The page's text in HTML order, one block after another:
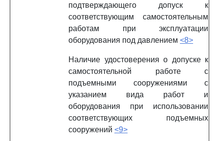
подтверждающего допуск к
соответствующим самостоятельным
работам при эксплуатации
оборудования под давлением <8>
Наличие удостоверения о допуске к
самостоятельной работе с
подъемными сооружениями с
указанием вида работ и
оборудования при использовании
соответствующих подъемных
сооружений <9>